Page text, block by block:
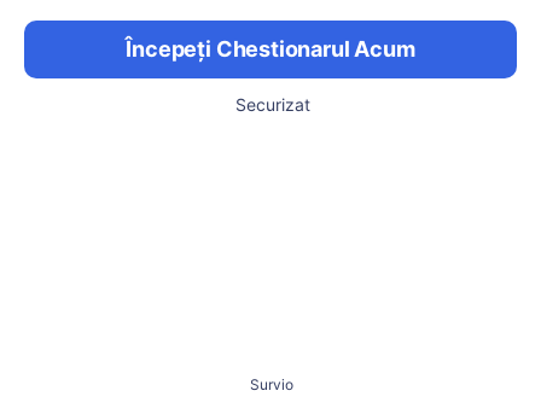
Începeți Chestionarul Acum
Securizat
Survio